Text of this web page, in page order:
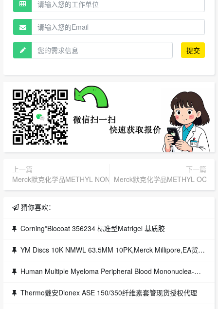
提交
上一篇
Merck默克化学品METHYL NONANOATE FOR SYNTHESIS
下一篇
Merck默克化学品METHYL
猜你喜欢：
Corning*Biocoat 356234 标准型Matrigel 基质胶
YM Discs 10K NMWL 63.5MM 10PK,Merck Millipore,EA货号：13632
Human Multiple Myeloma Peripheral Blood Mononuclea-授权一级代理
Thermo戴安Dionex ASE 150/350纤维素套管现货授权代理